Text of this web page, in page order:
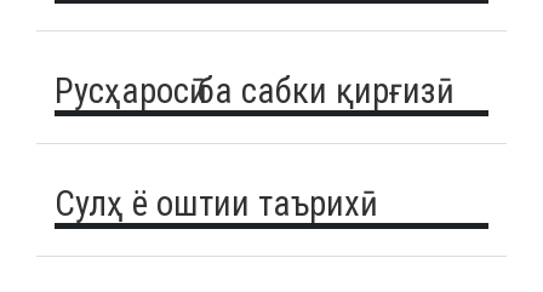
Русҳаросӣ ба сабки қирғизӣ
Сулҳ ё оштии таърихӣ